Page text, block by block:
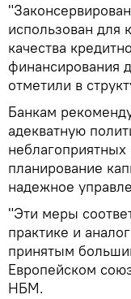
использован для
качества
финансирования
отметили в
Банкам
адекватную
планирование
надежное
"Эти меры
практике и
принятым
Европейском
НБМ.